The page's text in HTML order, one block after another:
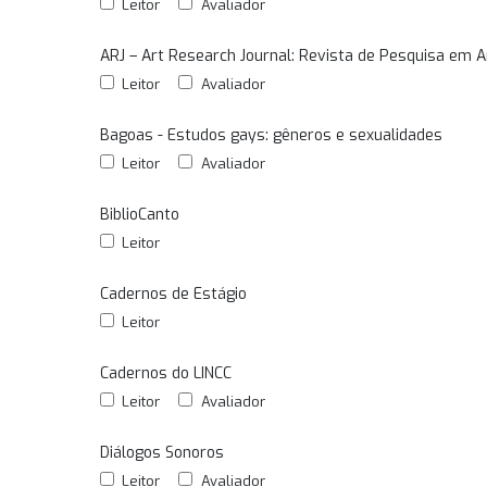
Leitor Avaliador
ARJ – Art Research Journal: Revista de Pesquisa em
Leitor Avaliador
Bagoas - Estudos gays: gêneros e sexualidades
Leitor Avaliador
BiblioCanto
Leitor
Cadernos de Estágio
Leitor
Cadernos do LINCC
Leitor Avaliador
Diálogos Sonoros
Leitor Avaliador